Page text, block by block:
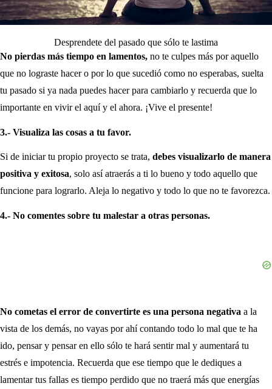
Desprendete del pasado que sólo te lastima
No pierdas más tiempo en lamentos, no te culpes más por aquello
que no lograste hacer o por lo que sucedió como no esperabas, suelta
tu pasado si ya nada puedes hacer para cambiarlo y recuerda que lo
importante en vivir el aquí y el ahora. ¡Vive el presente!
3.- Visualiza las cosas a tu favor.
Si de iniciar tu propio proyecto se trata, debes visualizarlo de manera
positiva y exitosa, solo así atraerás a ti lo bueno y todo aquello que
funcione para lograrlo. Aleja lo negativo y todo lo que no te favorezca.
4.- No comentes sobre tu malestar a otras personas.
No cometas el error de convertirte es una persona negativa a la
vista de los demás, no vayas por ahí contando todo lo mal que te ha
ido, pensar y pensar en ello sólo te hará sentir mal y aumentará tu
estrés e impotencia. Recuerda que ese tiempo que le dediques a
lamentar tus fallas es tiempo perdido que no traerá más que energías